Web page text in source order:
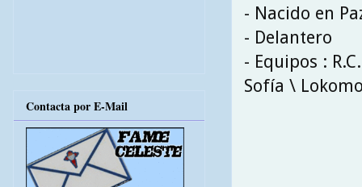
- Nacido en
- Delantero
- Equipos :
Sofía \
Contacta por E-Mail